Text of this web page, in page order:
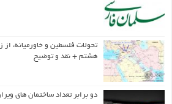
تحولات فلسطین و خاورمیانه،
هشتم + نقد و توضیح
دو برابر تعداد ساختمان های